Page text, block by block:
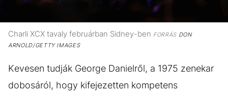
Charli XCX tavaly februárban Sidney-ben FORRÁSDON
ARNOLD/GETTY IMAGES
Kevesen tudják George Danielről, a 1975 zenekar
dobosáról, hogy kifejezetten kompetens